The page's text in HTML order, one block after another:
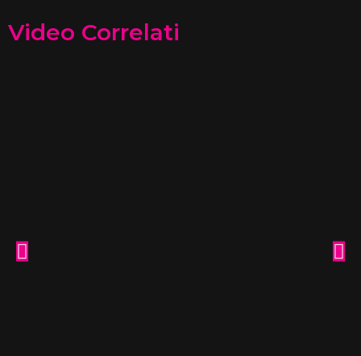
Video Correlati